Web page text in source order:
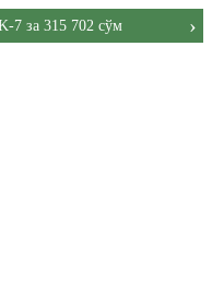
7 за 315 702 сўм ›